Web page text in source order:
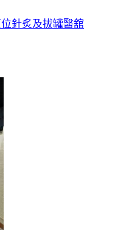
針炙及拔罐醫舘